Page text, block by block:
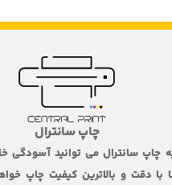
چاپ سانترال
چاپ سانترال می توانید آسودگی
دقت و بالاترین کیفیت چاپ